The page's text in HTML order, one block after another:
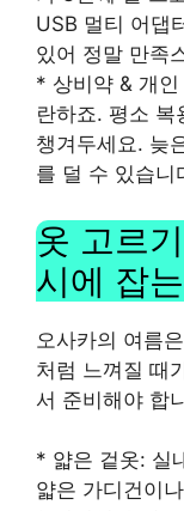
USB 멀티 어댑
있어 정말 만족
* 상비약 & 개
란하죠. 평소 복
챙겨두세요. 늦
를 덜 수 있습니
옷 고르
시에 잡
오사카의 여름
처럼 느껴질 때
서 준비해야 합
* 얇은 겉옷: 실
얇은 가디건이